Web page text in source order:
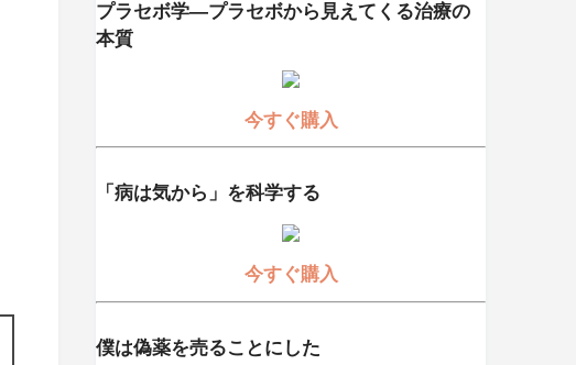
プラセボ学―プラセボから見えてくる治療の
本質
今すぐ購入
「病は気から」を科学する
今すぐ購入
僕は偽薬を売ることにした